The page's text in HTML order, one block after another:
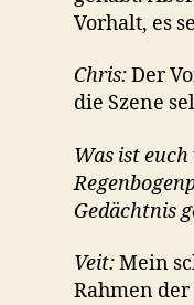
Vorhalt, es
Chris:Der
die Szene
Was ist
Gedächtnis
Veit:Mein
Rahmen